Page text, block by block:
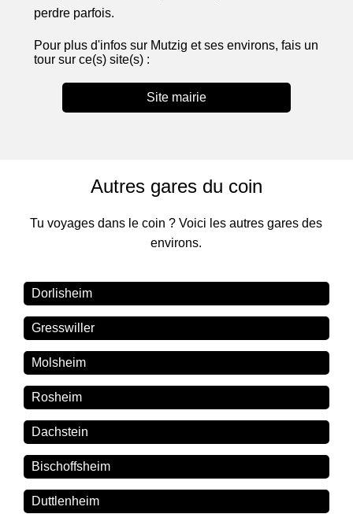
perdre parfois.
Pour plus d'infos sur Mutzig et ses environs, fais un
tour sur ce(s) site(s) :
Site mairie
Autres gares du coin
Tu voyages dans le coin ? Voici les autres gares des
environs.
Dorlisheim
Gresswiller
Molsheim
Rosheim
Dachstein
Bischoffsheim
Duttlenheim